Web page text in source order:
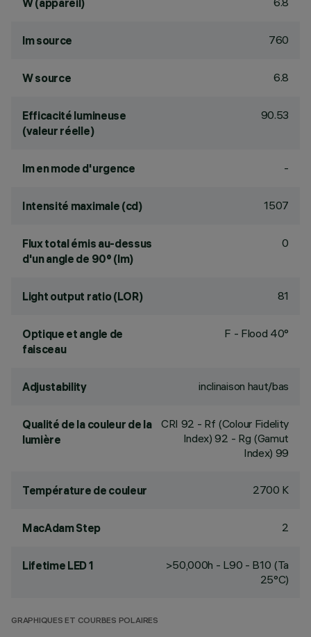
W (appareil)
lm source 760
W source 6.8
Efficacité lumineuse
(valeur réelle)
90.53
lm en mode d'urgence -
Intensité maximale (cd) 1507
Flux total émis au-dessus
d'un angle de 90° (lm)
0
Light output ratio (LOR) 81
Optique et angle de
faisceau
F - Flood 40°
Adjustability inclinaison haut/bas
Qualité de la couleur de la
lumière
CRI 92 - Rf (Colour Fidelity
Index) 92 - Rg (Gamut
Index) 99
Température de couleur 2700 K
MacAdam Step 2
Lifetime LED 1
>50,000h - L90 - B10 (Ta
25°C)
GRAPHIQUES ET COURBES POLAIRES